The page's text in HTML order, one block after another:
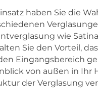
haben Sie die
wie
Sie den Vorteil,
Eingangsbereich
von außen in Ihr
der Verglasung